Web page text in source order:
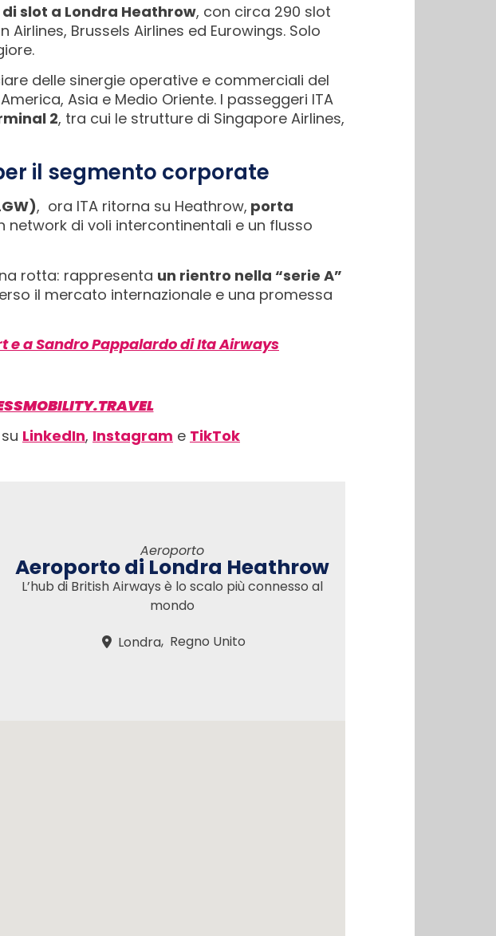
slot a Londra Heathrow, con circa 290 slot
Brussels Airlines ed Eurowings. Solo
delle sinergie operative e commerciali del
Asia e Medio Oriente. I passeggeri ITA
2, tra cui le strutture di Singapore Airlines,
il segmento corporate
, ora ITA ritorna su Heathrow, porta
network di voli intercontinentali e un flusso
rotta: rappresenta un rientro nella “serie A”
il mercato internazionale e una promessa
e a Sandro Pappalardo di Ita Airways
LinkedIn, Instagram e TikTok
Aeroporto
Aeroporto di Londra Heathrow
L’hub di British Airways è lo scalo più connesso al
mondo
Londra, Regno Unito